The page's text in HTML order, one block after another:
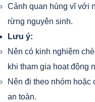
Cảnh quan hùng vĩ với
rừng nguyên sinh.
Lưu ý:
Nên có kinh nghiệm
khi tham gia hoạt động
Nên đi theo nhóm
an toàn.